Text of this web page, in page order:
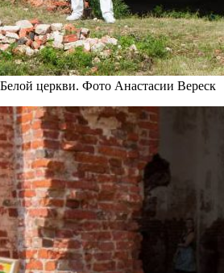
церкви. Фото Анастасии Вереск